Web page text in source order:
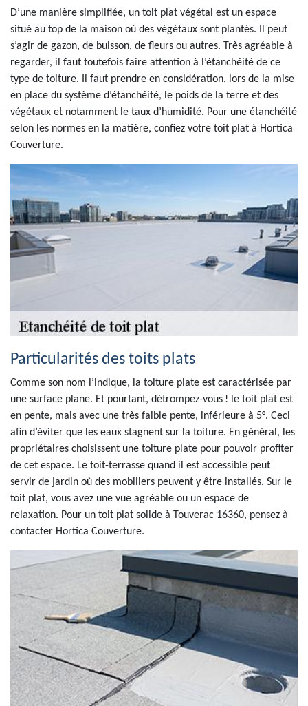
D’une manière simplifiée, un toit plat végétal est un espace
situé au top de la maison où des végétaux sont plantés. Il peut
s’agir de gazon, de buisson, de fleurs ou autres. Très agréable à
regarder, il faut toutefois faire attention à l’étanchéité de ce
type de toiture. Il faut prendre en considération, lors de la mise
en place du système d’étanchéité, le poids de la terre et des
végétaux et notamment le taux d’humidité. Pour une étanchéité
selon les normes en la matière, confiez votre toit plat à Hortica
Couverture.
Particularités des toits plats
Comme son nom l’indique, la toiture plate est caractérisée par
une surface plane. Et pourtant, détrompez-vous ! le toit plat est
en pente, mais avec une très faible pente, inférieure à 5°. Ceci
afin d’éviter que les eaux stagnent sur la toiture. En général, les
propriétaires choisissent une toiture plate pour pouvoir profiter
de cet espace. Le toit-terrasse quand il est accessible peut
servir de jardin où des mobiliers peuvent y être installés. Sur le
toit plat, vous avez une vue agréable ou un espace de
relaxation. Pour un toit plat solide à Touverac 16360, pensez à
contacter Hortica Couverture.